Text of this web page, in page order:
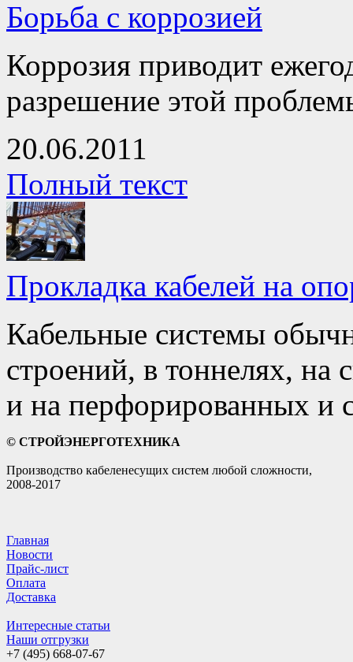
Борьба с коррозией
Коррозия приводит
разрешение этой
20.06.2011
Полный текст
Прокладка кабелей на
Кабельные системы
строений, в тоннелях, на
и на перфорированных и
© СТРОЙЭНЕРГОТЕХНИКА
Производство кабеленесущих систем любой сложности,
2008-2017
Главная
Новости
Прайс-лист
Оплата
Доставка
Интересные статьи
Наши отгрузки
+7 (495) 668-07-67